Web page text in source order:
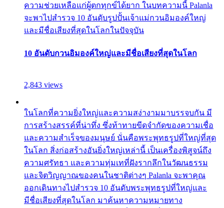
ความช่วยเหลือแก่ผู้ตกทุกข์ได้ยาก ในบทความนี้ Palanla
จะพาไปสำรวจ 10 อันดับรูปปั้นเจ้าแม่กวนอิมองค์ใหญ่
และมีชื่อเสียงที่สุดในโลกในปัจจุบัน
10 อันดับกวนอิมองค์ใหญ่และมีชื่อเสียงที่สุดในโลก
2,843 views
ในโลกที่ความยิ่งใหญ่และความสง่างามมาบรรจบกัน มี
การสร้างสรรค์ที่น่าทึ่ง ซึ่งท้าทายขีดจำกัดของความเชื่อ
และความสำเร็จของมนุษย์ นั่นคือพระพุทธรูปที่ใหญ่ที่สุด
ในโลก สิ่งก่อสร้างอันยิ่งใหญ่เหล่านี้ เป็นเครื่องพิสูจน์ถึง
ความศรัทธา และความทุ่มเทที่ฝังรากลึกในวัฒนธรรม
และจิตวิญญาณของคนในชาติต่างๆ Palanla จะพาคุณ
ออกเดินทางไปสำรวจ 10 อันดับพระพุทธรูปที่ใหญ่และ
มีชื่อเสียงที่สุดในโลก มาค้นหาความหมายทาง